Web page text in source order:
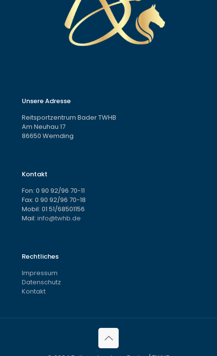
Unsere Adresse
Reitsportzentrum Bader TWHB
Am Neuhau 17
86650 Wemding
Kontakt
Fon: 0 90 92/96 70-11
Fax: 0 90 92/96 70-18
Mobil: 01 51/68501156
Mail: info@twhb.de
Rechtliches
Impressum
Datenschutz
Kontakt